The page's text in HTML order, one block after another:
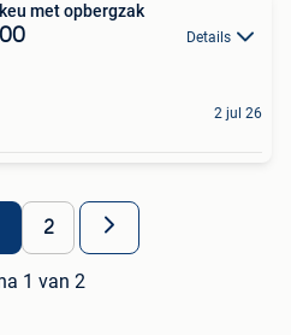
met opbergzak
Details
2 jul 26
2
1 van 2